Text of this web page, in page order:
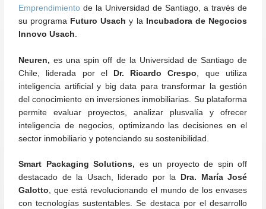
Emprendimiento de la Universidad de Santiago, a través de
su programa Futuro Usach y la Incubadora de Negocios
Innovo Usach
Neuren, es una spin off de la Universidad de Santiago de
Chile, liderada por el Dr. Ricardo Crespo , que utiliza
inteligencia artificial y big data para transformar la gestión
del conocimiento en inversiones inmobiliarias. Su plataforma
permite evaluar proyectos, analizar plusvalía y ofrecer
inteligencia de negocios, optimizando las decisiones en el
sector inmobiliario y potenciando su sostenibilidad.
Smart Packaging Solutions, es un proyecto de spin off
destacado de la Usach, liderado por la
Dra. María José
Galotto, que está revolucionando el mundo de los envases
con tecnologías sustentables. Se destaca por el desarrollo